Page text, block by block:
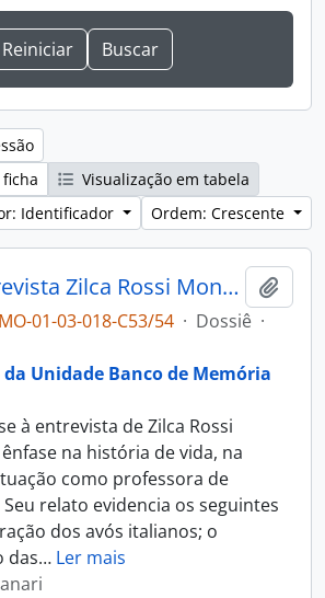
Visualização em tabela
Identificador
Ordem: Crescente
Segunda entrevista Zilca Rossi Montanari
01-03-018-C53/54 · Dossiê ·
da Unidade Banco de Memória
à entrevista de Zilca Rossi
na história de vida, na
como professora de
Seu relato evidencia os seguintes
dos avós italianos; o
das… Ler mais